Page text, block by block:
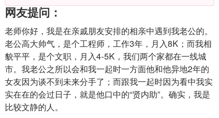
网友提问：
老师你好，我是在亲戚朋友安排的相亲中遇到我老公的。
老公高大帅气，是个工程师，工作3年，月入8K；而我相
貌平平，是个文职，月入4-5K，我们两个家都在一线城
市。我老公之所以会和我一起时一方面他和他异地2年的
女友因为谈不到未来分手了；而跟我一起时因为看中我实
实在在的会过日子，就是他口中的“贤内助”。确实，我是
比较文静的人。